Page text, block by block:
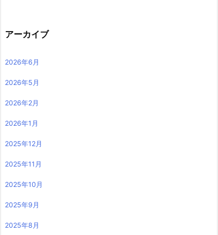
アーカイブ
2026年6月
2026年5月
2026年2月
2026年1月
2025年12月
2025年11月
2025年10月
2025年9月
2025年8月